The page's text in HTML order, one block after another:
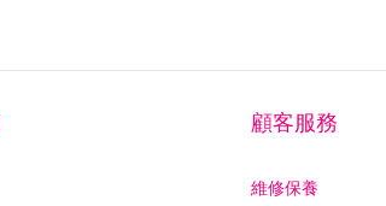
顧客服務
維修保養